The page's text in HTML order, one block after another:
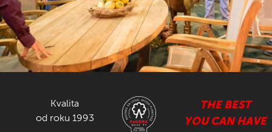
Kvalita
od roku 1993
THE BEST
YOU CAN HAVE
RATAN
NÁBYTEK ZE SUARU